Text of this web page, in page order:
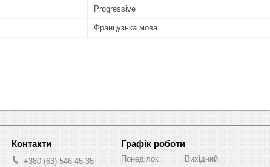
Progressive
Французька мова
+380 (63) 546-45-35
Графік роботи
Понеділок Вихідний